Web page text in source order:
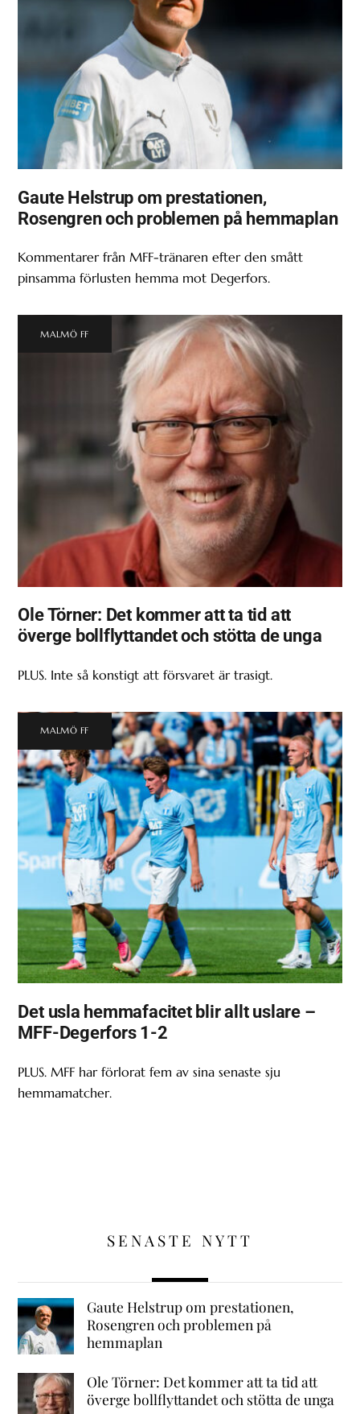
Gaute Helstrup om prestationen,
Rosengren och problemen på hemmaplan
Kommentarer från MFF-tränaren efter den smått
pinsamma förlusten hemma mot Degerfors.
MALMÖ FF
Ole Törner: Det kommer att ta tid att
överge bollflyttandet och stötta de unga
PLUS. Inte så konstigt att försvaret är trasigt.
MALMÖ FF
Det usla hemmafacitet blir allt uslare –
MFF-Degerfors 1-2
PLUS. MFF har förlorat fem av sina senaste sju
hemmamatcher.
SENASTE NYTT
Gaute Helstrup om prestationen,
Rosengren och problemen på
hemmaplan
Ole Törner: Det kommer att ta tid att
överge bollflyttandet och stötta de unga